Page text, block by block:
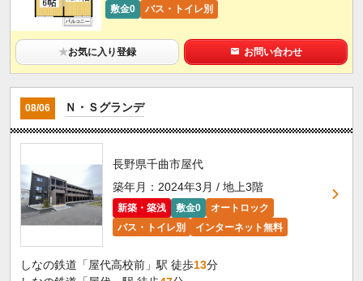
敷金0
バス・トイレ別
★お気に入り登録 お問い合わせ
08/06 Ｎ・Ｓグランデ
長野県千曲市屋代
築年月：2024年3月 / 地上3階
新築・築浅 敷金0
オートロック
バス・トイレ別
インターネット無料
しなの鉄道「屋代高校前」駅 徒歩13分